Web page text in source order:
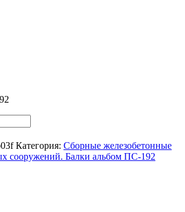
Категория: Сборные железобетонные
сооружений. Балки альбом ПС-192